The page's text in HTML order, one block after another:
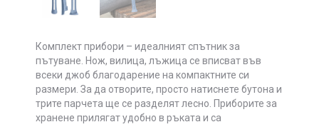
Комплект прибори – идеалният спътник за
пътуване. Нож, вилица, лъжица се вписват във
всеки джоб благодарение на компактните си
размери. За да отворите, просто натиснете бутона и
трите парчета ще се разделят лесно. Приборите за
хранене прилягат удобно в ръката и са